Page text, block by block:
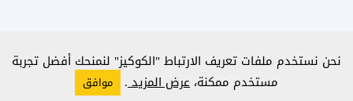
نحن نستخدم ملفات تعريف الارتباط "الكوكيز" لنمنحك أفضل تجربة
مستخدم ممكنة، عرض المزيد. موافق